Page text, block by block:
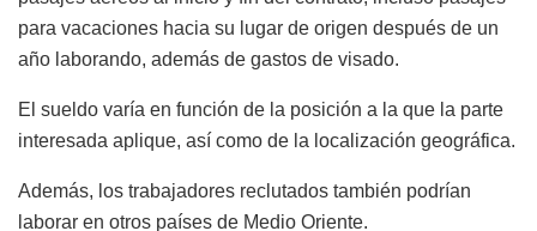
para vacaciones hacia su lugar de origen después de un
año laborando, además de gastos de visado.
El sueldo varía en función de la posición a la que la parte
interesada aplique, así como de la localización geográfica.
Además, los trabajadores reclutados también podrían
laborar en otros países de Medio Oriente.